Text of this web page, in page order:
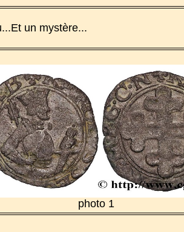
un mystère...
photo 1